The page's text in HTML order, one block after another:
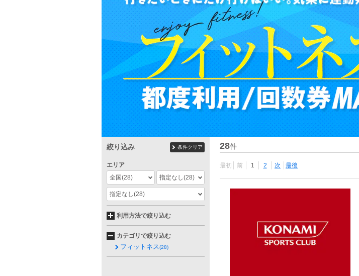
28件
最初 前 1 2 次 最後
絞り込み 条件クリア
エリア
全国(28) 指定なし(28)
指定なし(28)
利用方法で絞り込む
カテゴリで絞り込む
フィットネス(28)